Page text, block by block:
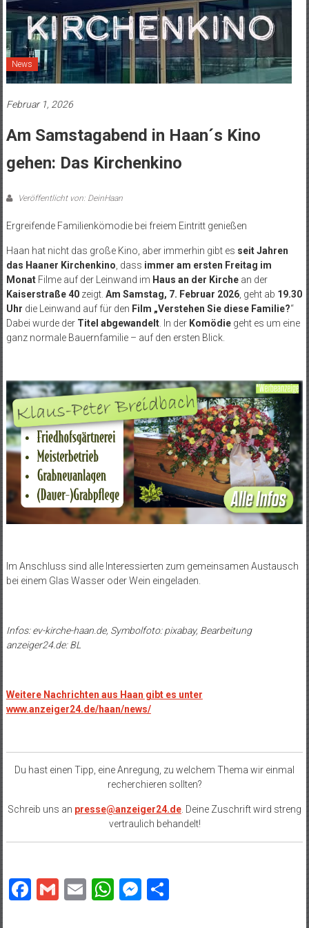
News
Februar 1, 2026
Am Samstagabend in Haan´s Kino
gehen: Das Kirchenkino
Veröffentlicht von: DeinHaan
Ergreifende Familienkömodie bei freiem Eintritt genießen
Haan hat nicht das große Kino, aber immerhin gibt es seit Jahren
das Haaner Kirchenkino , dass immer am ersten Freitag im
MonatFilme auf der Leinwand im Haus an der Kirchean der
Kaiserstraße 40zeigt. Am Samstag, 7. Februar 2026, geht ab 19.30
Uhr die Leinwand auf für den Film „Verstehen Sie diese Familie?“
Dabei wurde der Titel abgewandelt. In der Komödiegeht es um eine
ganz normale Bauernfamilie – auf den ersten Blick.
Im Anschluss sind alle Interessierten zum gemeinsamen Austausch
bei einem Glas Wasser oder Wein eingeladen.
Infos: ev-kirche-haan.de, Symbolfoto: pixabay, Bearbeitung
anzeiger24.de: BL
Weitere Nachrichten aus Haan gibt es unter
www.anzeiger24.de/haan/news/
Du hast einen Tipp, eine Anregung, zu welchem Thema wir einmal
recherchieren sollten?
Schreib uns an presse@anzeiger24.de . Deine Zuschrift wird streng
vertraulich behandelt!
Facebook
Gmail
EmailWhatsApp
Messenger
Teilen